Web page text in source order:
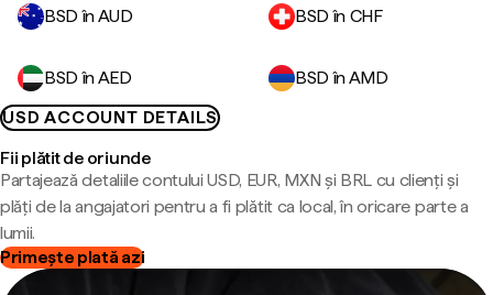
BSD în AUD BSD în CHF
BSD în AED
BSD în AMD
USD ACCOUNT DETAILS
Fii plătit de oriunde
Partajează detaliile contului USD, EUR, MXN și BRL cu clienți și
plăți de la angajatori pentru a fi plătit ca local, în oricare parte a
lumii.
Primește plată azi